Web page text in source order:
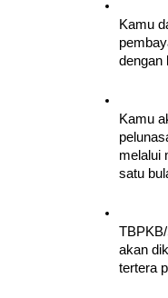
Kamu
dengan
Kamu
melalui
satu
akan
tertera